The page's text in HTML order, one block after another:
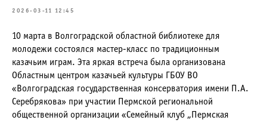
2026-03-11 12:45
10 марта в Волгоградской областной библиотеке для
молодежи состоялся мастер-класс по традиционным
казачьим играм. Эта яркая встреча была организована
Областным центром казачьей культуры ГБОУ ВО
«Волгоградская государственная консерватория имени П.А.
Серебрякова» при участии Пермской региональной
общественной организации «Семейный клуб „Пермская